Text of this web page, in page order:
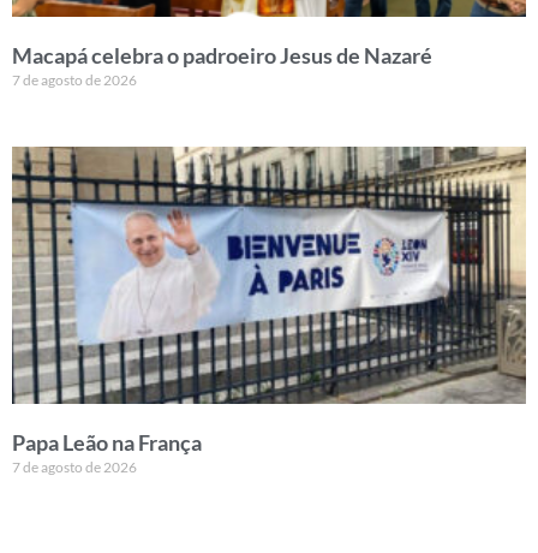
Macapá celebra o padroeiro Jesus de Nazaré
7 de agosto de 2026
Papa Leão na França
7 de agosto de 2026